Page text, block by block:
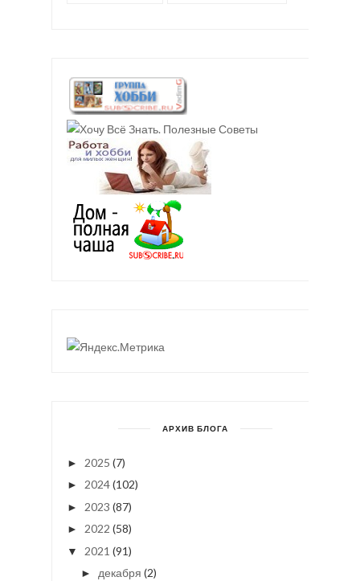
АРХИВ БЛОГА
► 2025 (7)
► 2024(102)
► 2023 (87)
► 2022 (58)
▼ 2021 (91)
► декабря (2)